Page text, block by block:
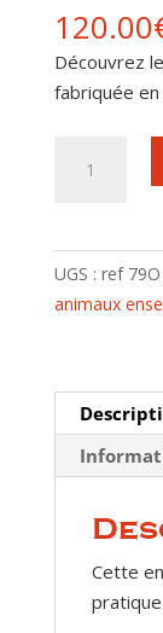
120.00
Découvrez
fabriquée en
Grenouille
UGS : ref 79O
animaux
Cette